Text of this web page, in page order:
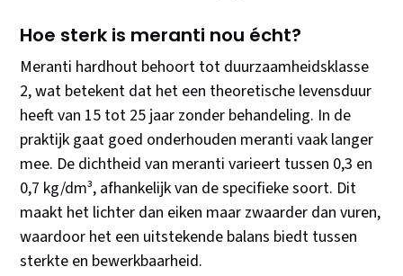
Hoe sterk is meranti nou écht?
Meranti hardhout behoort tot duurzaamheidsklasse
2, wat betekent dat het een theoretische levensduur
heeft van 15 tot 25 jaar zonder behandeling. In de
praktijk gaat goed onderhouden meranti vaak langer
mee. De dichtheid van meranti varieert tussen 0,3 en
0,7 kg/dm³, afhankelijk van de specifieke soort. Dit
maakt het lichter dan eiken maar zwaarder dan vuren,
waardoor het een uitstekende balans biedt tussen
sterkte en bewerkbaarheid.